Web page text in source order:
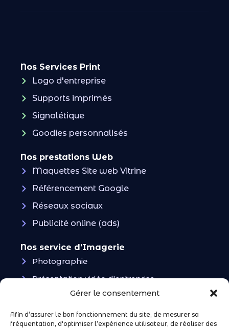
Gérer le consentement
Afin d’assurer le bon fonctionnement du site, de mesurer sa
fréquentation, d'optimiser l’expérience utilisateur, de réaliser des
Nos Services Print
Logo d'entreprise
Supports imprimés
Signalétique
Goodies personnalisés
Nos prestations Web
Maquettes Site web Vitrine
Référencement Google
Réseaux sociaux
Publicité online (ads)
Nos service d’Imagerie
Photographie
Présentation vidéo d'entreprise
Vidéos UGC & Ads
Restons en contact !